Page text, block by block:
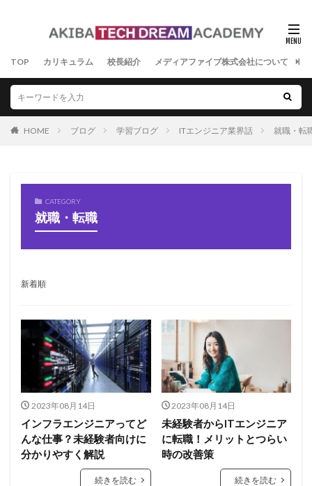
TOP カリキュラム 校長紹介 メディアファイブ株式会社について
HOME ブログ 学習ブログ ITエンジニア業界話 就職・転
CATEGORY
就職・転職
新着順
2023年08月14日
インフラエンジニアってど
んな仕事？未経験者向けに
分かりやすく解説
続きを読む
2023年08月14日
未経験者からITエンジニア
に転職！メリットとつらい
時の改善策
続きを読む